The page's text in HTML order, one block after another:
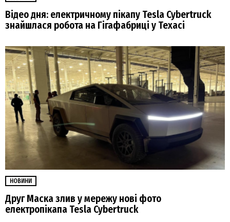
Відео дня: електричному пікапу Tesla Cybertruck
знайшлася робота на Гігафабриці у Техасі
НОВИНИ
Друг Маска злив у мережу нові фото
електропікапа Tesla Cybertruck